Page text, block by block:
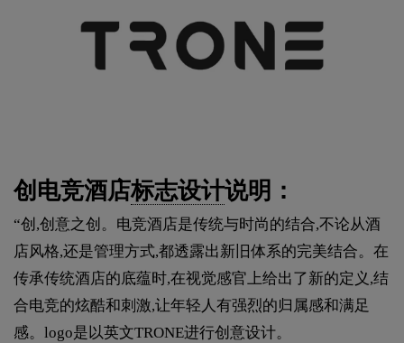
创电竞酒店标志设计说明：
“创,创意之创。电竞酒店是传统与时尚的结合,不论从酒
店风格,还是管理方式,都透露出新旧体系的完美结合。在
传承传统酒店的底蕴时,在视觉感官上给出了新的定义,结
合电竞的炫酷和刺激,让年轻人有强烈的归属感和满足
感。logo是以英文TRONE进行创意设计。